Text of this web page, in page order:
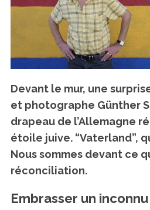
Devant le mur, une
et photographe Günther
drapeau de l’Allemagne
étoile juive. “Vaterland”,
Nous sommes devant ce
réconciliation.
Embrasser un